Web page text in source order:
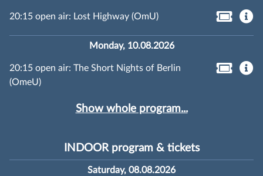
20:15 open air: Lost Highway (OmU)
Monday, 10.08.2026
20:15 open air: The Short Nights of Berlin
(OmeU)
Show whole program...
INDOOR program & tickets
Saturday, 08.08.2026